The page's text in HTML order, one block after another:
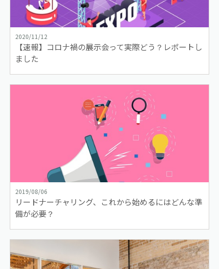
2020/11/12
【速報】コロナ禍の展示会って実際どう？レポートし
ました
2019/08/06
リードナーチャリング、これから始めるにはどんな準
備が必要？